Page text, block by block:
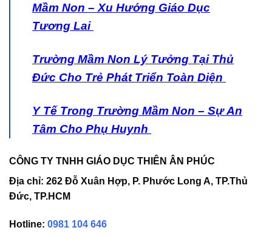
Mầm Non – Xu Hướng Giáo Dục
Tương Lai
Trường Mầm Non Lý Tưởng Tại Thủ
Đức Cho Trẻ Phát Triển Toàn Diện
Y Tế Trong Trường Mầm Non – Sự An
Tâm Cho Phụ Huynh
CÔNG TY TNHH GIÁO DỤC THIÊN ÂN PHÚC
Địa chỉ: 262 Đỗ Xuân Hợp, P. Phước Long A, TP.Thủ
Đức, TP.HCM
Hotline: 0981 104 646